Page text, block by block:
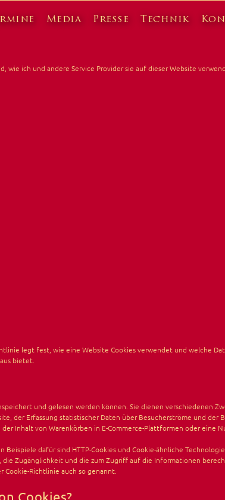
Media Presse Technik
wie ich und andere Service Provider sie auf dieser Website
legt fest, wie eine Website Cookies verwendet und welche
bietet.
und gelesen werden können. Sie dienen verschiedenen
der Erfassung statistischer Daten über Besucherströme und der
Inhalt von Warenkörben in E-Commerce-Plattformen oder eine
dafür sind HTTP-Cookies und Cookie-ähnliche
Zugänglichkeit und die zum Zugriff auf die Informationen
Cookie-Richtlinie auch so genannt.
Cookies?